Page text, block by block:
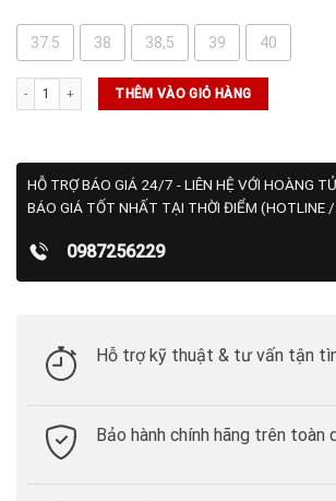
37.5 38 38,5 39 40
GIÀY NIKE VAPOR PRO 3 (FZ2158-109) số lượng
THÊM VÀO GIỎ HÀNG
HỖ TRỢ BÁO GIÁ 24/7 - LIÊN HỆ VỚI HOÀNG
BÁO GIÁ TỐT NHẤT TẠI THỜI ĐIỂM (HOTLINE
0987256229
Hỗ trợ kỹ thuật & tư vấn tận
Bảo hành chính hãng trên toàn